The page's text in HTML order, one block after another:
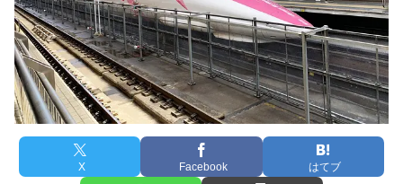
X Facebook はてブ